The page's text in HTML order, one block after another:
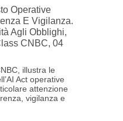
Operative
E Vigilanza.
Agli Obblighi,
CNBC, 04
illustra le
Act operative
attenzione
vigilanza e